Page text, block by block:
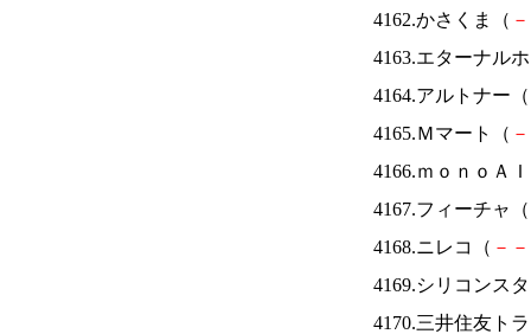
4162.かさくま（ －
4163.エターナル
4164.アルトナー（
4165.Ｍマート（ －
4166.ｍｏｎｏＡ
4167.フィーチャ（
4168.ニレコ（ － －
4169.シリコンス
4170.三井住友ト